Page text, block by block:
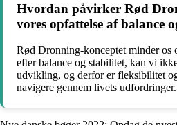
Hvordan påvirker Rød
vores opfattelse af balance
Rød Dronning-konceptet minder os
efter balance og stabilitet, kan vi
udvikling, og derfor er fleksibilitet
navigere gennem livets udfordringer.